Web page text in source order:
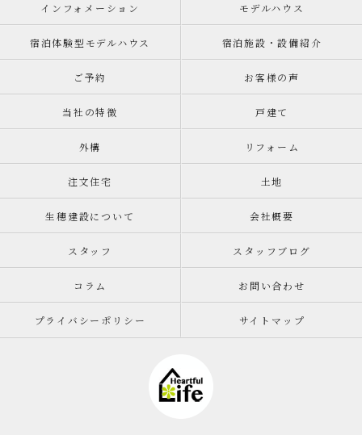
インフォメーション モデルハウス
宿泊体験型モデルハウス 宿泊施設・設備紹介
ご予約 お客様の声
当社の特徴 戸建て
外構 リフォーム
注文住宅 土地
生穂建設について 会社概要
スタッフ スタッフブログ
コラム お問い合わせ
プライバシーポリシー サイトマップ